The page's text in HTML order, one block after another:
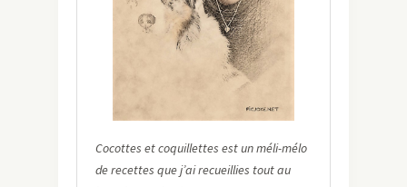
Cocottes et coquillettes est un méli-mélo
de recettes que j’ai recueillies tout au